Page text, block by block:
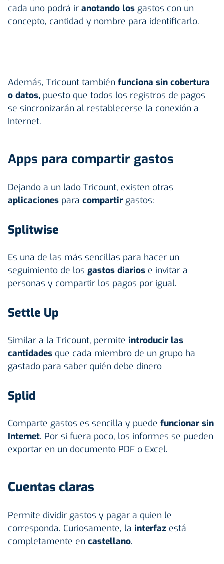
cada uno podrá ir anotando los gastos con un
concepto, cantidad y nombre para identificarlo.
Además, Tricount también funciona sin cobertura
o datos, puesto que todos los registros de pagos
se sincronizarán al restablecerse la conexión a
Internet.
Apps para compartir gastos
Dejando a un lado Tricount, existen otras
aplicaciones para compartir gastos:
Splitwise
Es una de las más sencillas para hacer un
seguimiento de los gastos diarios e invitar a
personas y compartir los pagos por igual.
Settle Up
Similar a la Tricount, permite introducir las
cantidades que cada miembro de un grupo ha
gastado para saber quién debe dinero
Splid
Comparte gastos es sencilla y puede funcionar sin
Internet. Por si fuera poco, los informes se pueden
exportar en un documento PDF o Excel.
Cuentas claras
Permite dividir gastos y pagar a quien le
corresponda. Curiosamente, la interfaz está
completamente en castellano.